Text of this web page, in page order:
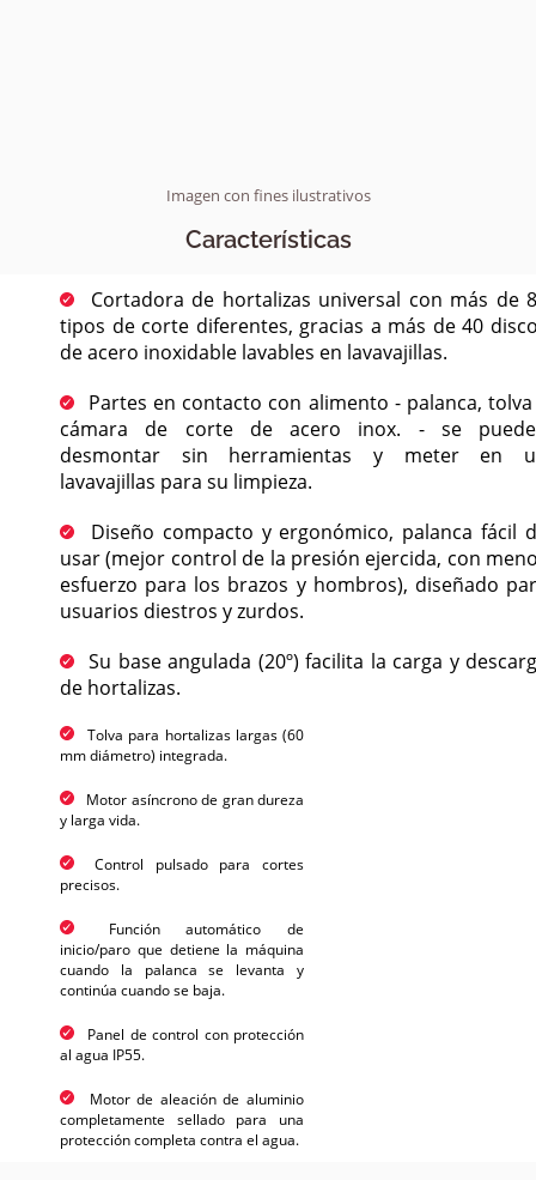
Imagen con fines ilustrativos
Características
Cortadora de hortalizas universal con más de
tipos de corte diferentes, gracias a más de 40
de acero inoxidable lavables en lavavajillas.
Partes en contacto con alimento - palanca,
cámara de corte de acero inox. - se
desmontar sin herramientas y meter en
lavavajillas para su limpieza.
Diseño compacto y ergonómico, palanca fácil
usar (mejor control de la presión ejercida, con
esfuerzo para los brazos y hombros), diseñado
usuarios diestros y zurdos.
Su base angulada (20º) facilita la carga y
de hortalizas.
Tolva para hortalizas largas (60
mm diámetro) integrada.
Motor asíncrono de gran dureza
y larga vida.
Control pulsado para cortes
precisos.
Función automático de
inicio/paro que detiene la máquina
cuando la palanca se levanta y
continúa cuando se baja.
Panel de control con protección
al agua IP55.
Motor de aleación de aluminio
completamente sellado para una
protección completa contra el agua.